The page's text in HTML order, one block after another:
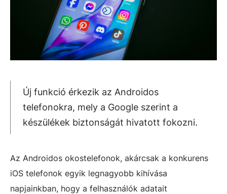
Új funkció érkezik az Androidos
telefonokra, mely a Google szerint a
készülékek biztonságát hivatott fokozni.
Az Androidos okostelefonok, akárcsak a konkurens
iOS telefonok egyik legnagyobb kihívása
napjainkban, hogy a felhasználók adatait